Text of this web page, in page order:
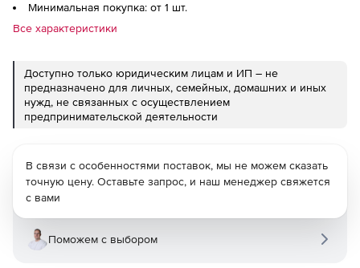
Минимальная покупка: от 1 шт.
Все характеристики
Доступно только юридическим лицам и ИП – не
предназначено для личных, семейных, домашних и иных
нужд, не связанных с осуществлением
предпринимательской деятельности
В связи с особенностями поставок, мы не можем сказать
точную цену. Оставьте запрос, и наш менеджер свяжется
с вами
Поможем с выбором